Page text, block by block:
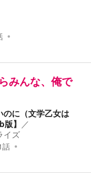
みんな、俺で
に（文学乙女は
】 ／
イズ
話